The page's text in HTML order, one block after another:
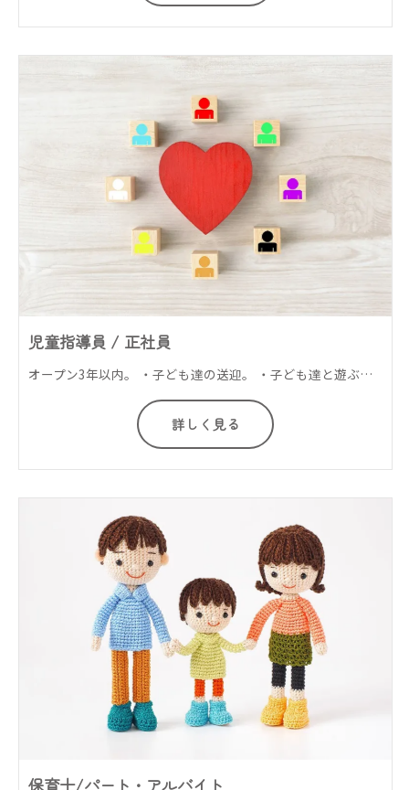
児童指導員 / 正社員
オープン3年以内。 ・子ども達の送迎。 ・子ども達と遊ぶ！かかわる！課題を通して子ども達の発達支援を行います。 ・小学生の子ども達の宿題の補助、等・・・ 障害児通所支援施設で児童指導員スタッフのお仕事です。
詳しく見る
保育士/パート・アルバイト